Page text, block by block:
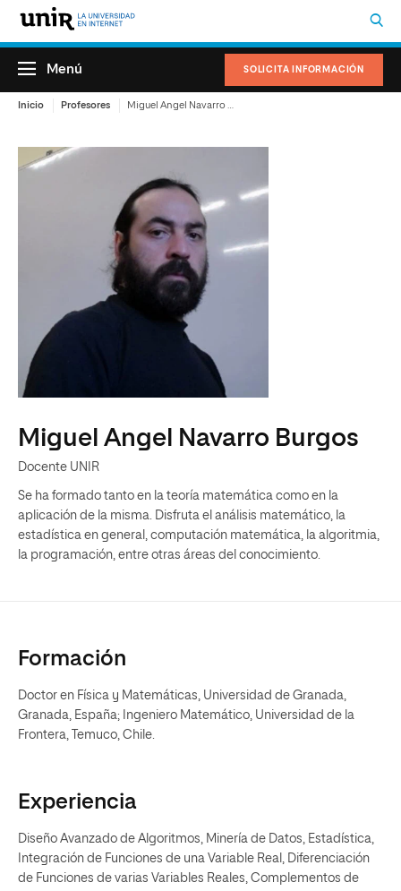
SOLICITA INFORMACIÓN
Menú
Inicio Profesores
Miguel Angel Navarro Burgos
Docente UNIR
Se ha formado tanto en la teoría matemática como en la
aplicación de la misma. Disfruta el análisis matemático, la
estadística en general, computación matemática, la algoritmia,
la programación, entre otras áreas del conocimiento.
Formación
Doctor en Física y Matemáticas, Universidad de Granada,
Granada, España; Ingeniero Matemático, Universidad de la
Frontera, Temuco, Chile.
Experiencia
Diseño Avanzado de Algoritmos, Minería de Datos, Estadística,
Integración de Funciones de una Variable Real, Diferenciación
de Funciones de varias Variables Reales, Complementos de